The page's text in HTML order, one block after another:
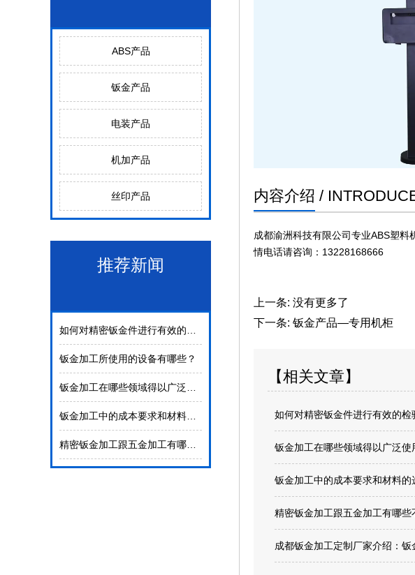
ABS产品
钣金产品
电装产品
机加产品
丝印产品
推荐新闻
钣金加工所使用的设备有哪些？
内容介绍 /
成都渝洲科技有限公司专业ABS塑
情电话请咨询：13228168666
上一条: 没有更多了
下一条: 钣金产品—专用机柜
【相关文章】
如何对精密钣金件进行有效的检
钣金加工在哪些领域得以广泛使
钣金加工中的成本要求和材料的
精密钣金加工跟五金加工有哪些
成都钣金加工定制厂家介绍：钣